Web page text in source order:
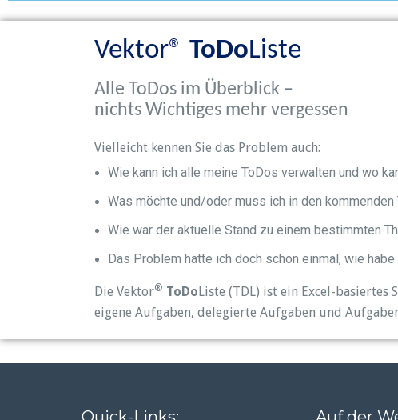
Vektor® ToDoListe
Alle ToDos im Überblick –
nichts Wichtiges mehr vergessen
Vielleicht kennen Sie das Problem auch:
Wie kann ich alle meine ToDos verwalten und wo
Was möchte und/oder muss ich in den kommenden
Wie war der aktuelle Stand zu einem bestimmten
Das Problem hatte ich doch schon einmal, wie
Die Vektor® ToDoListe (TDL) ist ein Excel-
eigene Aufgaben, delegierte Aufgaben und